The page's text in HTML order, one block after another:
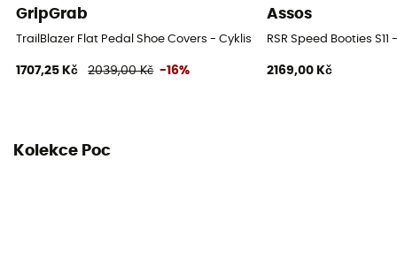
GripGrab
TrailBlazer Flat Pedal Shoe Covers - Cyklistické návleky na boty
1707,25 Kč 2039,00 Kč -16%
Assos
RSR Speed Booties
2169,00 Kč
Kolekce Poc